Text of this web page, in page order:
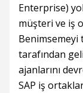
Enterprise)
müşteri ve iş
Benimsemeyi
tarafından
ajanlarını
SAP iş